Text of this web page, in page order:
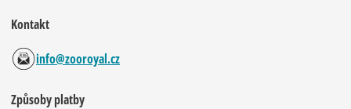
Kontakt
info@zooroyal.cz
Způsoby platby